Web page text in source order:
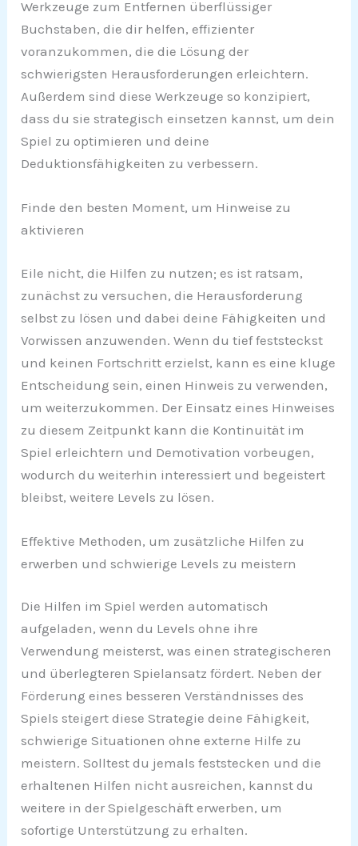
Werkzeuge zum Entfernen überflüssiger
Buchstaben, die dir helfen, effizienter
voranzukommen, die die Lösung der
schwierigsten Herausforderungen erleichtern.
Außerdem sind diese Werkzeuge so konzipiert,
dass du sie strategisch einsetzen kannst, um dein
Spiel zu optimieren und deine
Deduktionsfähigkeiten zu verbessern.
Finde den besten Moment, um Hinweise zu
aktivieren
Eile nicht, die Hilfen zu nutzen; es ist ratsam,
zunächst zu versuchen, die Herausforderung
selbst zu lösen und dabei deine Fähigkeiten und
Vorwissen anzuwenden. Wenn du tief feststeckst
und keinen Fortschritt erzielst, kann es eine kluge
Entscheidung sein, einen Hinweis zu verwenden,
um weiterzukommen. Der Einsatz eines Hinweises
zu diesem Zeitpunkt kann die Kontinuität im
Spiel erleichtern und Demotivation vorbeugen,
wodurch du weiterhin interessiert und begeistert
bleibst, weitere Levels zu lösen.
Effektive Methoden, um zusätzliche Hilfen zu
erwerben und schwierige Levels zu meistern
Die Hilfen im Spiel werden automatisch
aufgeladen, wenn du Levels ohne ihre
Verwendung meisterst, was einen strategischeren
und überlegteren Spielansatz fördert. Neben der
Förderung eines besseren Verständnisses des
Spiels steigert diese Strategie deine Fähigkeit,
schwierige Situationen ohne externe Hilfe zu
meistern. Solltest du jemals feststecken und die
erhaltenen Hilfen nicht ausreichen, kannst du
weitere in der Spielgeschäft erwerben, um
sofortige Unterstützung zu erhalten.